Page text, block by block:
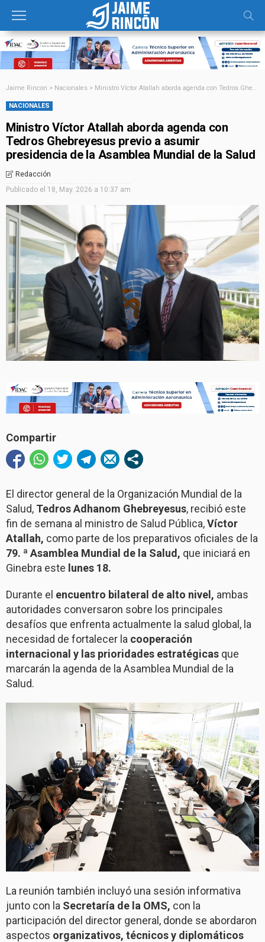
Jaime Rincon > Nacionales > Ministro Víctor Atallah aborda agenda con Tedros Ghebreyesus previo a asumir presidencia de la Asamblea Mundial de la Salud
NACIONALES
Ministro Víctor Atallah aborda agenda con
Tedros Ghebreyesus previo a asumir
presidencia de la Asamblea Mundial de la Salud
Redacción
Publicado el 18, May. 2026 a 10:37 am
Compartir
El director general de la Organización Mundial de la
Salud, Tedros Adhanom Ghebreyesus, recibió este
fin de semana al ministro de Salud Pública,Víctor
Atallah, como parte de los preparativos oficiales de la
79. ª Asamblea Mundial de la Salud, que iniciará en
Ginebra este lunes 18.
Durante el encuentro bilateral de alto nivel, ambas
autoridades conversaron sobre los principales
desafíos que enfrenta actualmente la salud global, la
necesidad de fortalecer la cooperación
internacional y las prioridades estratégicas que
marcarán la agenda de la Asamblea Mundial de la
Salud.
La reunión también incluyó una sesión informativa
junto con la Secretaría de la OMS, con la
participación del director general, donde se abordaron
aspectos organizativos, técnicos y diplomáticos